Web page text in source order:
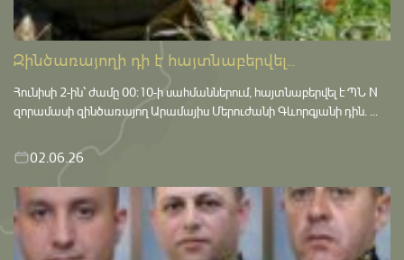
Զինծառայողի դի է հայտնաբերվել...
Հունիսի 2-ին՝ ժամը 00:10-ի սահմաններում, հայտնաբերվել է ՊՆ N
զորամասի զինծառայող Արամայիս Մերուժանի Գևորգյանի դին. ...
02.06.26